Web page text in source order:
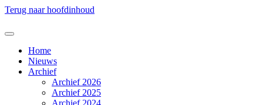
Terug naar hoofdinhoud
Home
Nieuws
Archief
Archief 2026
Archief 2025
Archief 2024